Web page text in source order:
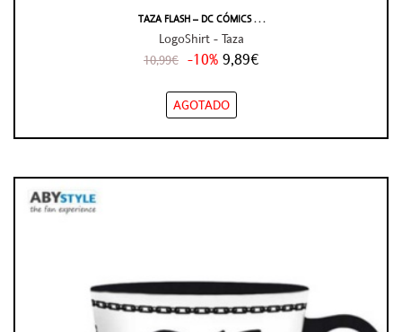
TAZA FLASH – DC CÓMICS . . .
LogoShirt - Taza
10,99€ -10% 9,89€
AGOTADO